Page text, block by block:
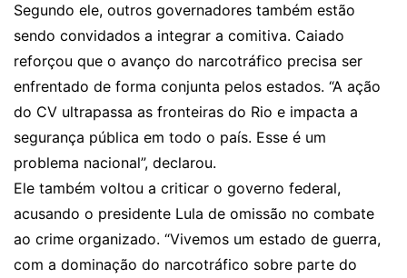
Segundo ele, outros governadores também estão
sendo convidados a integrar a comitiva. Caiado
reforçou que o avanço do narcotráfico precisa ser
enfrentado de forma conjunta pelos estados. “A ação
do CV ultrapassa as fronteiras do Rio e impacta a
segurança pública em todo o país. Esse é um
problema nacional”, declarou.
Ele também voltou a criticar o governo federal,
acusando o presidente Lula de omissão no combate
ao crime organizado. “Vivemos um estado de guerra,
com a dominação do narcotráfico sobre parte do